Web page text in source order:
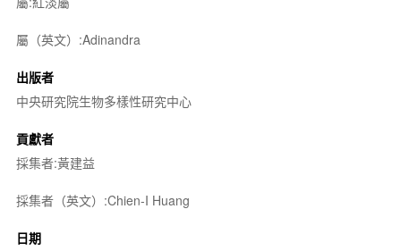
屬（英文）:Adinandra
出版者
中央研究院生物多樣性研究中心
貢獻者
採集者:黃建益
採集者（英文）:Chien-I Huang
日期